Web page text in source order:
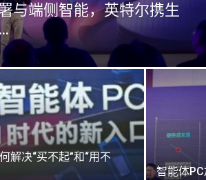
与端侧智能，英特尔携生
解决“买不起”和“用不
智能体